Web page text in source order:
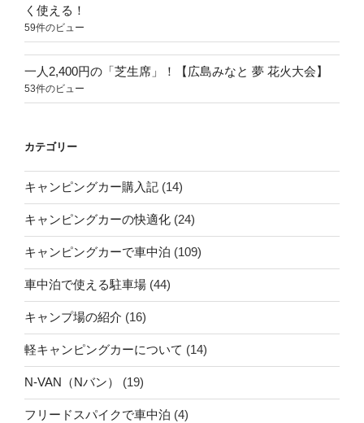
く使える！
59件のビュー
一人2,400円の「芝生席」！【広島みなと 夢 花火大会】
53件のビュー
カテゴリー
キャンピングカー購入記 (14)
キャンピングカーの快適化 (24)
キャンピングカーで車中泊 (109)
車中泊で使える駐車場 (44)
キャンプ場の紹介 (16)
軽キャンピングカーについて (14)
N-VAN（Nバン） (19)
フリードスパイクで車中泊 (4)